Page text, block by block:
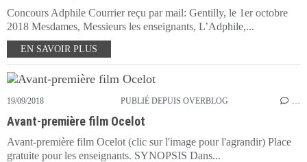
Concours Adphile Courrier reçu par mail: Gentilly, le 1er octobre
2018 Mesdames, Messieurs les enseignants, L’Adphile,...
EN SAVOIR PLUS
19/09/2018 PUBLIÉ DEPUIS OVERBLOG …
Avant-première film Ocelot
Avant-première film Ocelot (clic sur l'image pour l'agrandir) Place
gratuite pour les enseignants. SYNOPSIS Dans...